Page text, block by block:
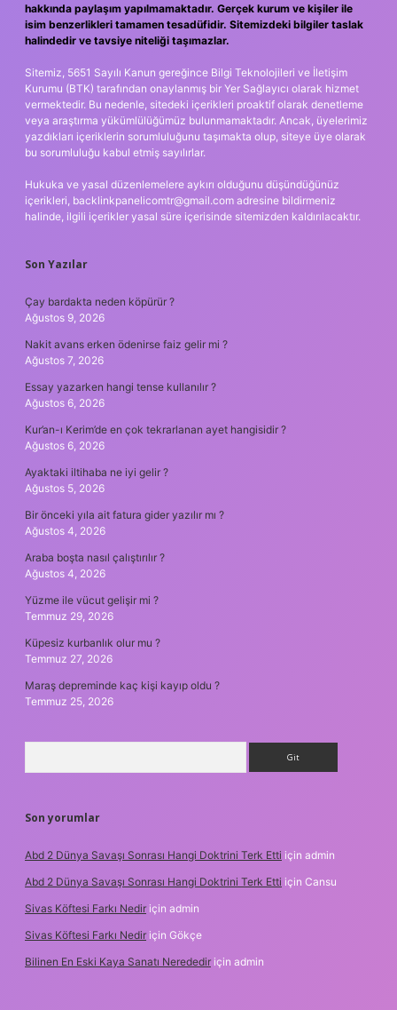
hakkında paylaşım yapılmamaktadır. Gerçek kurum ve kişiler ile
isim benzerlikleri tamamen tesadüfidir. Sitemizdeki bilgiler taslak
halindedir ve tavsiye niteliği taşımazlar.
Sitemiz, 5651 Sayılı Kanun gereğince Bilgi Teknolojileri ve İletişim
Kurumu (BTK) tarafından onaylanmış bir Yer Sağlayıcı olarak hizmet
vermektedir. Bu nedenle, sitedeki içerikleri proaktif olarak denetleme
veya araştırma yükümlülüğümüz bulunmamaktadır. Ancak, üyelerimiz
yazdıkları içeriklerin sorumluluğunu taşımakta olup, siteye üye olarak
bu sorumluluğu kabul etmiş sayılırlar.
Hukuka ve yasal düzenlemelere aykırı olduğunu düşündüğünüz
içerikleri, backlinkpanelicomtr@gmail.com adresine bildirmeniz
halinde, ilgili içerikler yasal süre içerisinde sitemizden kaldırılacaktır.
Son Yazılar
Çay bardakta neden köpürür ?
Ağustos 9, 2026
Nakit avans erken ödenirse faiz gelir mi ?
Ağustos 7, 2026
Essay yazarken hangi tense kullanılır ?
Ağustos 6, 2026
Kur’an-ı Kerim’de en çok tekrarlanan ayet hangisidir ?
Ağustos 6, 2026
Ayaktaki iltihaba ne iyi gelir ?
Ağustos 5, 2026
Bir önceki yıla ait fatura gider yazılır mı ?
Ağustos 4, 2026
Araba boşta nasıl çalıştırılır ?
Ağustos 4, 2026
Yüzme ile vücut gelişir mi ?
Temmuz 29, 2026
Küpesiz kurbanlık olur mu ?
Temmuz 27, 2026
Maraş depreminde kaç kişi kayıp oldu ?
Temmuz 25, 2026
Son yorumlar
Abd 2 Dünya Savaşı Sonrası Hangi Doktrini Terk Etti için admin
Abd 2 Dünya Savaşı Sonrası Hangi Doktrini Terk Etti için Cansu
Sivas Köftesi Farkı Nedir için admin
Sivas Köftesi Farkı Nedir için Gökçe
Bilinen En Eski Kaya Sanatı Nerededir için admin